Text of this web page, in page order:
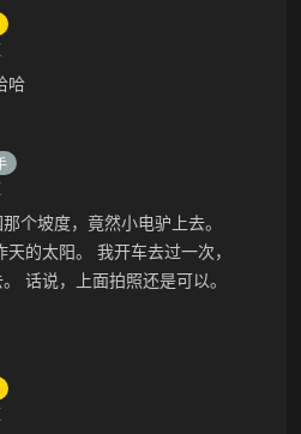
哈
个坡度，竟然小电驴上去。
的太阳。 我开车去过一次，
话说，上面拍照还是可以。